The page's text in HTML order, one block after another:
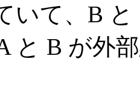
いて、B
と B が外